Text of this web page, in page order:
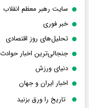
سایت رهبر معظم انقلاب
خبر فوری
تحلیل‌های روز اقتصادی
جنجالی‌ترین اخبار حوادث
دنیای ورزش
اخبار ایران و جهان
تاریخ را ورق بزنید